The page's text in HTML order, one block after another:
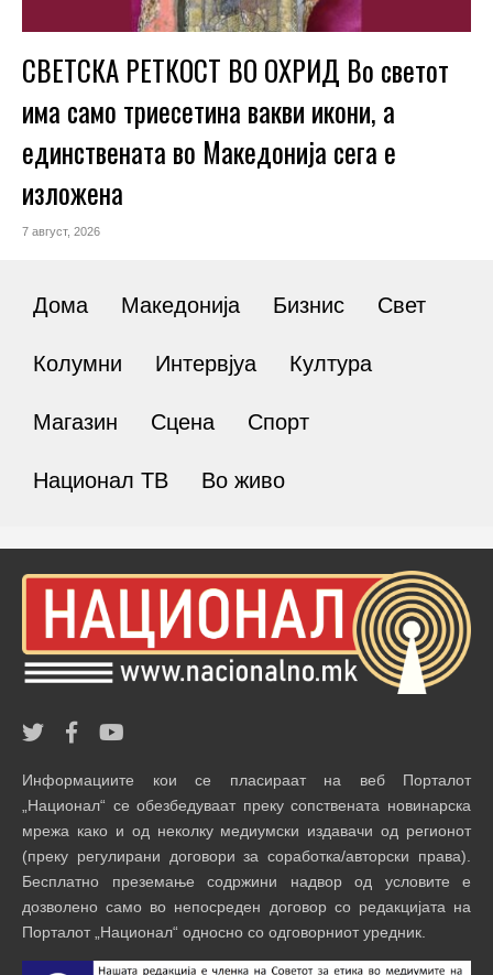
СВЕТСКА РЕТКОСТ ВО ОХРИД Во светот
има само триесетина вакви икони, а
единствената во Македонија сега е
изложена
7 август, 2026
Дома Македонија Бизнис Свет
Колумни Интервјуа Култура
Магазин Сцена Спорт
Национал ТВ Во живо
Информациите кои се пласираат на веб Порталот
„Национал“ се обезбедуваат преку сопствената новинарска
мрежа како и од неколку медиумски издавачи од регионот
(преку регулирани договори за соработка/авторски права).
Бесплатно преземање содржини надвор од условите е
дозволено само во непосреден договор со редакцијата на
Порталот „Национал“ односно со одговорниот уредник.